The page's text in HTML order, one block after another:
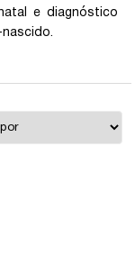
e diagnóstico